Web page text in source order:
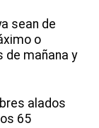
sean de
o
de mañana y
alados
65